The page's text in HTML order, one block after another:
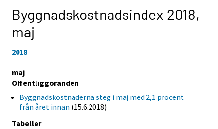
Byggnadskostnadsindex 2018,
maj
2018
maj
Offentliggöranden
Byggnadskostnaderna steg i maj med 2,1 procent
från året innan (15.6.2018)
Tabeller